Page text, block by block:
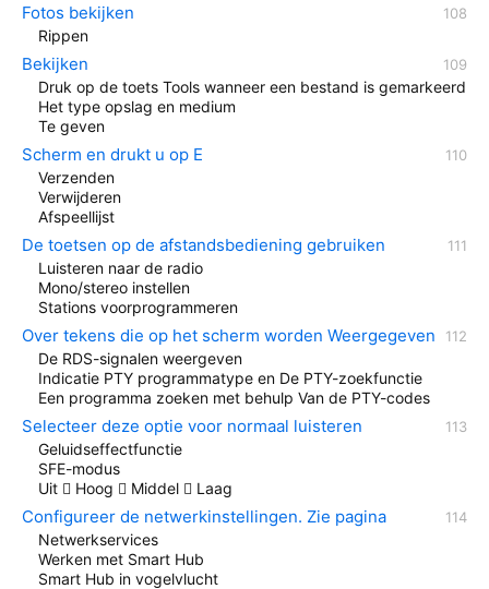
Fotos bekijken
Rippen
Bekijken
Druk op de toets Tools wanneer een bestand is gemarkeerd
Het type opslag en medium
Te geven
Scherm en drukt u op E
Verzenden
Verwijderen
Afspeellijst
De toetsen op de afstandsbediening gebruiken
Luisteren naar de radio
Mono/stereo instellen
Stations voorprogrammeren
Over tekens die op het scherm worden Weergegeven
De RDS-signalen weergeven
Indicatie PTY programmatype en De PTY-zoekfunctie
Een programma zoeken met behulp Van de PTY-codes
Selecteer deze optie voor normaal luisteren
Geluidseffectfunctie
SFE-modus
Uit  Hoog  Middel  Laag
Configureer de netwerkinstellingen. Zie pagina
Netwerkservices
Werken met Smart Hub
Smart Hub in vogelvlucht